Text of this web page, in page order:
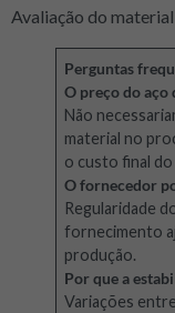
Avaliação do
Perguntas
O preço do aço
Não
material no
o custo final
O fornecedor
Regularidade
fornecimento
produção.
Por que a
Variações